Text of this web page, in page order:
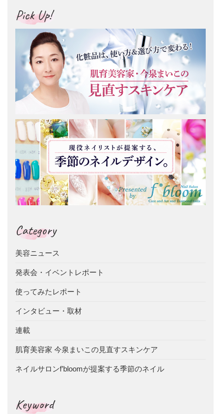
Pick Up!
Category
美容ニュース
発表会・イベントレポート
使ってみたレポート
インタビュー・取材
連載
肌育美容家 今泉まいこの見直すスキンケア
ネイルサロンf’bloomが提案する季節のネイル
Keyword